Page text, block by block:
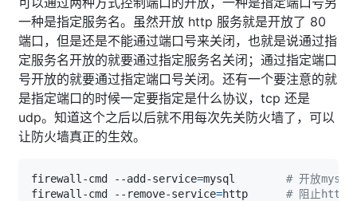
一种是指定服务名。虽然开放 http 服务就是开放了 80
端口，但是还是不能通过端口号来关闭，也就是说通过指
定服务名开放的就要通过指定服务名关闭；通过指定端口
号开放的就要通过指定端口号关闭。还有一个要注意的就
是指定端口的时候一定要指定是什么协议，tcp 还是
udp。知道这个之后以后就不用每次先关防火墙了，可以
让防火墙真正的生效。
firewall-cmd --add-service=mysql # 开放mysql
firewall-cmd --remove-service=http # 阻止http